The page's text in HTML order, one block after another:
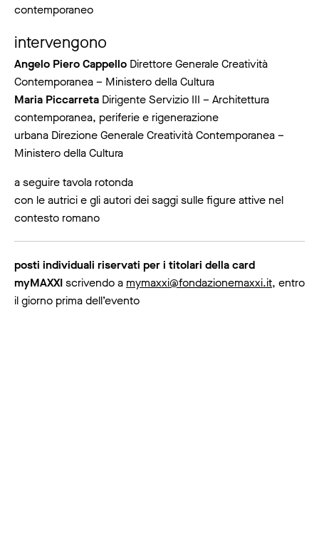
contemporaneo
intervengono
Angelo Piero Cappello Direttore Generale Creatività
Contemporanea – Ministero della Cultura
Maria Piccarreta Dirigente Servizio III – Architettura
contemporanea, periferie e rigenerazione
urbana Direzione Generale Creatività Contemporanea –
Ministero della Cultura
a seguire tavola rotonda
con le autrici e gli autori dei saggi sulle figure attive nel
contesto romano
posti individuali riservati per i titolari della card
myMAXXIscrivendo a mymaxxi@fondazionemaxxi.it, entro
il giorno prima dell’evento